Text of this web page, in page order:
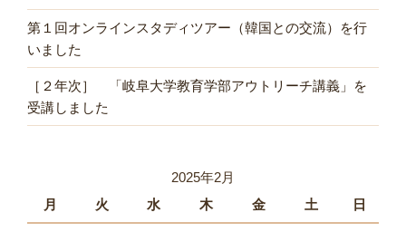
第１回オンラインスタディツアー（韓国との交流）を行
いました
［２年次］ 「岐阜大学教育学部アウトリーチ講義」を
受講しました
2025年2月
月
火 水 木 金 土 日